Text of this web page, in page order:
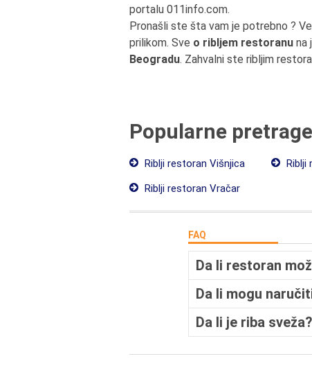
portalu 011info.com.
Pronašli ste šta vam je potrebno ?
prilikom. Sve o ribljem restoranu na
Beogradu. Zahvalni ste ribljim
Popularne pretrage
Riblji restoran Višnjica Riblji
Riblji restoran Vračar
FAQ
Da li restoran
Da li mogu
Da li je riba sveža?